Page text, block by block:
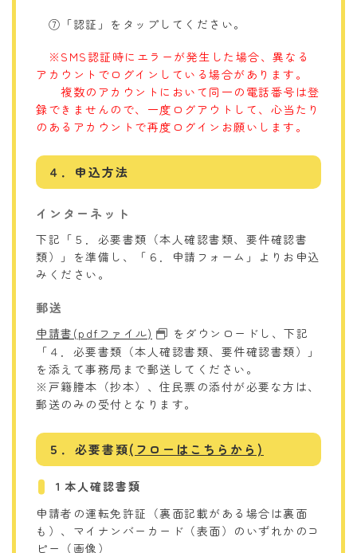
⑦「認証」をタップしてください。
※SMS認証時にエラーが発生した場合、異なる
アカウントでログインしている場合があります。
複数のアカウントにおいて同一の電話番号は登
録できませんので、 一度ログアウトして、心当たり
のあるアカウントで再度ログインお願いします。
４．申込方法
インターネット
下記「５．必要書類（本人確認書類、要件確認書
類）」を準備し、「６．申請フォーム」よりお申込
みください。
郵送
申請書(pdfファイル)
をダウンロードし、下記
「４．必要書類（本人確認書類、要件確認書類）」
を添えて事務局まで郵送してください。
※戸籍謄本（抄本）、住民票の添付が必要な方は、
郵送のみの受付となります。
５．必要書類(フローはこちらから)
１本人確認書類
申請者の運転免許証（裏面記載がある場合は裏面
も）、マイナンバーカード（表面）のいずれかのコ
ピー（画像）